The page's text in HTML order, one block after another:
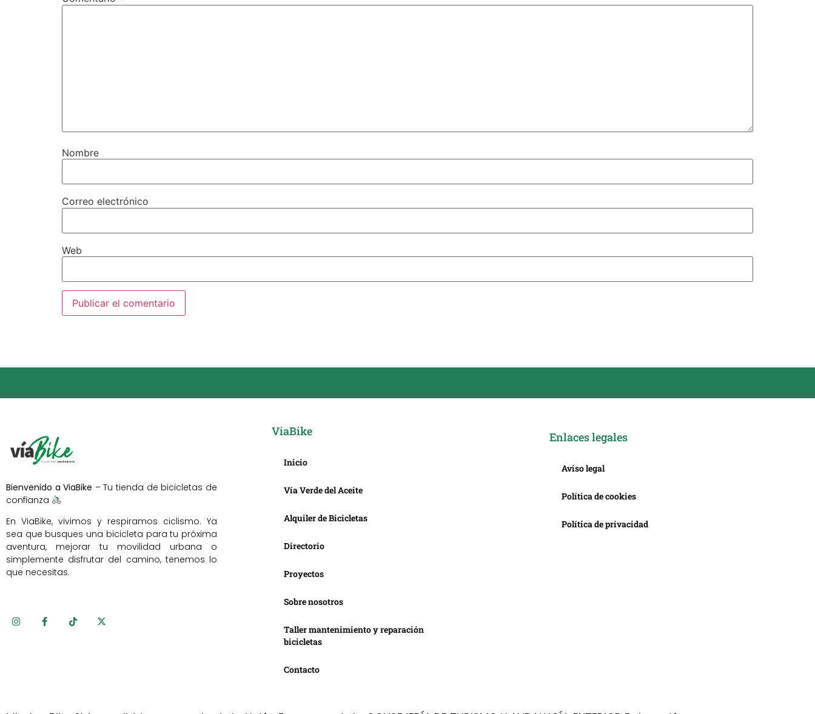
Nombre
Correo electrónico
Web
Bienvenido a ViaBike – Tu tienda de bicicletas de
confianza
En ViaBike, vivimos y respiramos ciclismo. Ya
sea que busques una bicicleta para tu próxima
aventura, mejorar tu movilidad urbana o
simplemente disfrutar del camino, tenemos lo
que necesitas.
ViaBike
Inicio
Vía Verde del Aceite
Alquiler de Bicicletas
Directorio
Proyectos
Sobre nosotros
Taller mantenimiento y reparación
bicicletas
Contacto
Enlaces legales
Aviso legal
Política de cookies
Política de privacidad